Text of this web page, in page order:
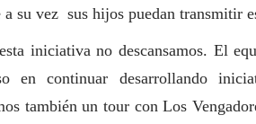
su vez sus hijos puedan transmitir
iniciativa no descansamos. El
en continuar desarrollando
también un tour con Los